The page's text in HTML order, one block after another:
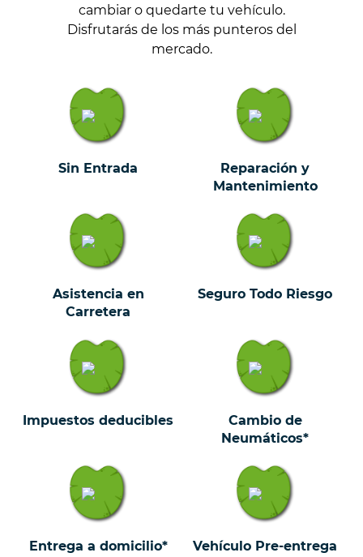
cambiar o quedarte tu vehículo.
Disfrutarás de los más punteros del
mercado.
Sin Entrada
Reparación y
Mantenimiento
Asistencia en
Carretera
Seguro Todo Riesgo
Impuestos deducibles
Cambio de
Neumáticos*
Entrega a domicilio* Vehículo Pre-entrega